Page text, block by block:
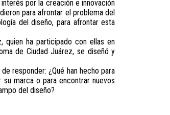
por la creación e innovación
para afrontar el problema del
del diseño, para afrontar esta
quien ha participado con ellas en
de Ciudad Juárez, se diseñó y
responder: ¿Qué han hecho para
marca o para encontrar nuevos
del diseño?